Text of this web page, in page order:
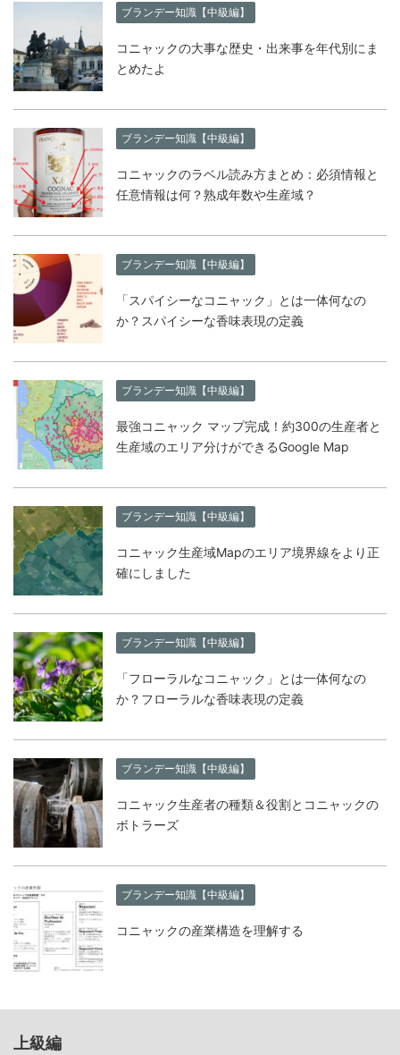
ブランデー知識【中級編】
コニャックの大事な歴史・出来事を年代別にま
とめたよ
ブランデー知識【中級編】
コニャックのラベル読み方まとめ：必須情報と
任意情報は何？熟成年数や生産域？
ブランデー知識【中級編】
「スパイシーなコニャック」とは一体何なの
か？スパイシーな香味表現の定義
ブランデー知識【中級編】
最強コニャック マップ完成！約300の生産者と
生産域のエリア分けができるGoogle Map
ブランデー知識【中級編】
コニャック生産域Mapのエリア境界線をより正
確にしました
ブランデー知識【中級編】
「フローラルなコニャック」とは一体何なの
か？フローラルな香味表現の定義
ブランデー知識【中級編】
コニャック生産者の種類＆役割とコニャックの
ボトラーズ
ブランデー知識【中級編】
コニャックの産業構造を理解する
上級編